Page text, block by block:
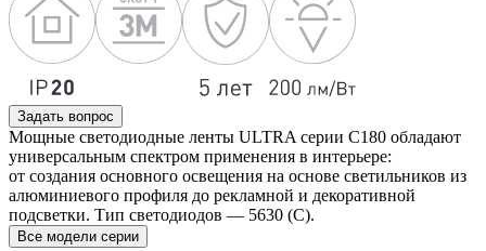
Задать вопрос
Мощные светодиодные ленты ULTRA серии C180 обладают
универсальным спектром применения в интерьере:
от создания основного освещения на основе светильников из
алюминиевого профиля до рекламной и декоративной
подсветки. Тип светодиодов — 5630 (C).
Все модели серии